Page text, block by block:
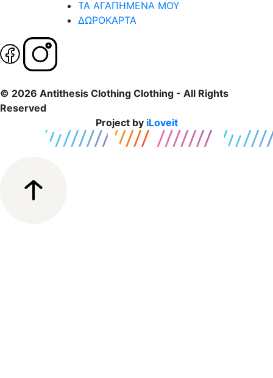
ΤΑ ΑΓΑΠΗΜΕΝΑ ΜΟΥ
ΔΩΡΟΚΑΡΤΑ
© 2026 Antithesis Clothing Clothing - All Rights
Reserved
Project by iLoveit